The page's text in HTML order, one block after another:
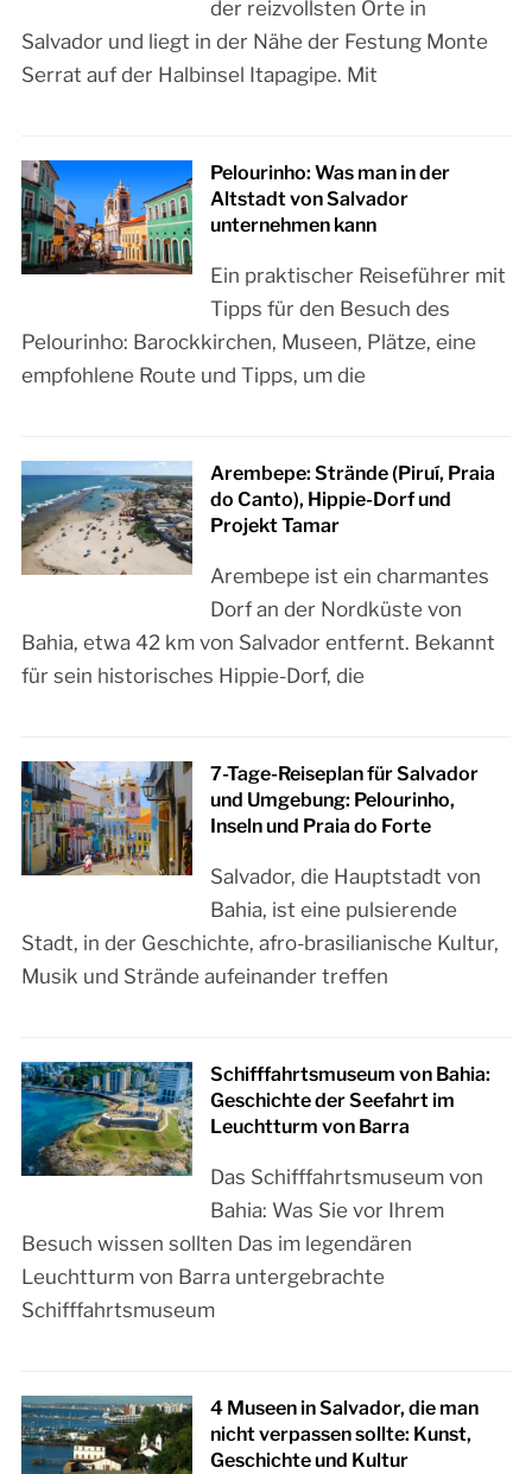
der reizvollsten Orte in
Salvador und liegt in der Nähe der Festung Monte
Serrat auf der Halbinsel Itapagipe. Mit
Pelourinho: Was man in der
Altstadt von Salvador
unternehmen kann
Ein praktischer Reiseführer mit
Tipps für den Besuch des
Pelourinho: Barockkirchen, Museen, Plätze, eine
empfohlene Route und Tipps, um die
Arembepe: Strände (Piruí, Praia
do Canto), Hippie-Dorf und
Projekt Tamar
Arembepe ist ein charmantes
Dorf an der Nordküste von
Bahia, etwa 42 km von Salvador entfernt. Bekannt
für sein historisches Hippie-Dorf, die
7-Tage-Reiseplan für Salvador
und Umgebung: Pelourinho,
Inseln und Praia do Forte
Salvador, die Hauptstadt von
Bahia, ist eine pulsierende
Stadt, in der Geschichte, afro-brasilianische Kultur,
Musik und Strände aufeinander treffen
Schifffahrtsmuseum von Bahia:
Geschichte der Seefahrt im
Leuchtturm von Barra
Das Schifffahrtsmuseum von
Bahia: Was Sie vor Ihrem
Besuch wissen sollten Das im legendären
Leuchtturm von Barra untergebrachte
Schifffahrtsmuseum
4 Museen in Salvador, die man
nicht verpassen sollte: Kunst,
Geschichte und Kultur